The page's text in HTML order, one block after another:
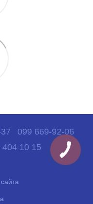
099 669-92-06
404 10 15